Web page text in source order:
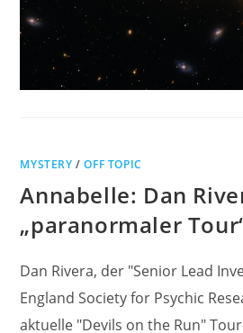
MYSTERY /OFF TOPIC
Annabelle: Dan
„paranormaler
Dan Rivera, der "Senior Lead
England Society for Psychic
aktuelle "Devils on the Run"